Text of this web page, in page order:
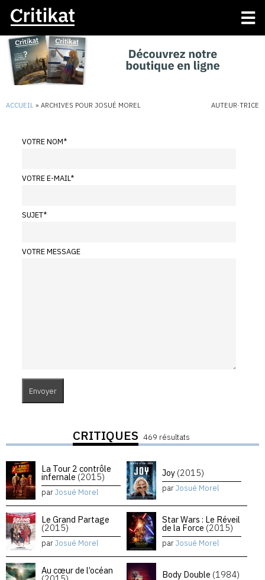
ACCUEIL » ARCHIVES POUR JOSUÉ MOREL AUTEUR·TRICE
VOTRE NOM*
VOTRE E-MAIL*
SUJET*
VOTRE MESSAGE
CRITIQUES 469 résultats
La Tour 2 contrôle
infernale (2015)
parJosué Morel
Joy (2015)
parJosué Morel
Le Grand Partage
(2015)
parJosué Morel
Star Wars : Le Réveil
de la Force (2015)
parJosué Morel
Au cœur de l’océan Body Double (1984)